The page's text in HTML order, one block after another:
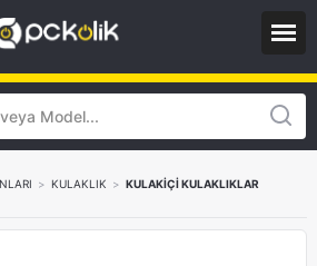
> KULAKLIK > KULAKİÇİ KULAKLIKLAR